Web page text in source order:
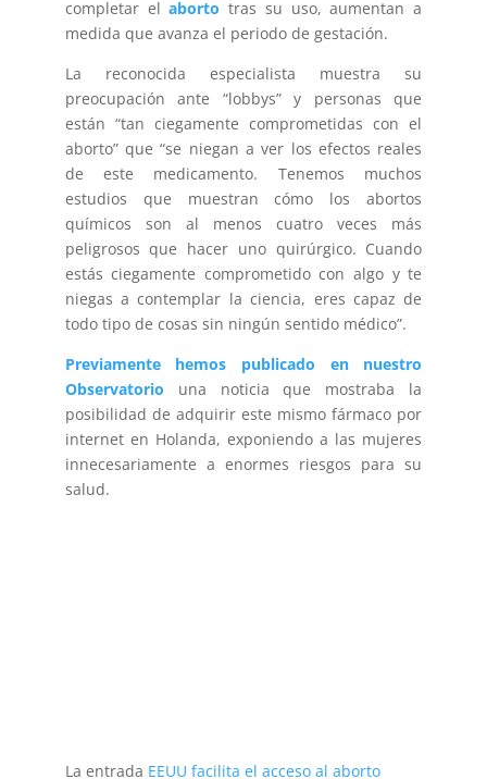
completar el aborto tras su uso, aumentan a
medida que avanza el periodo de gestación.
La reconocida especialista muestra su
preocupación ante “lobbys” y personas que
están “tan ciegamente comprometidas con el
aborto” que “se niegan a ver los efectos reales
de este medicamento. Tenemos muchos
estudios que muestran cómo los abortos
químicos son al menos cuatro veces más
peligrosos que hacer uno quirúrgico. Cuando
estás ciegamente comprometido con algo y te
niegas a contemplar la ciencia, eres capaz de
todo tipo de cosas sin ningún sentido médico”.
Previamente hemos publicado en nuestro
Observatorio una noticia que mostraba la
posibilidad de adquirir este mismo fármaco por
internet en Holanda, exponiendo a las mujeres
innecesariamente a enormes riesgos para su
salud.
La entrada EEUU facilita el acceso al aborto